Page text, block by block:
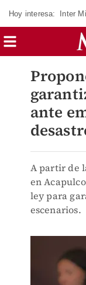
Hoy interesa: Inter
ante
A partir de
en
ley para
escenarios.